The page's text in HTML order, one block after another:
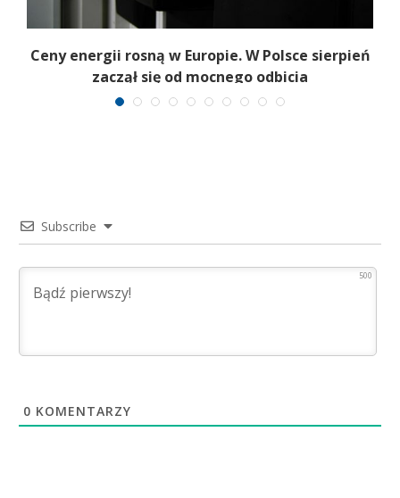
Ceny energii rosną w Europie. W Polsce sierpień
zaczął się od mocnego odbicia
Subscribe
500
0 KOMENTARZY